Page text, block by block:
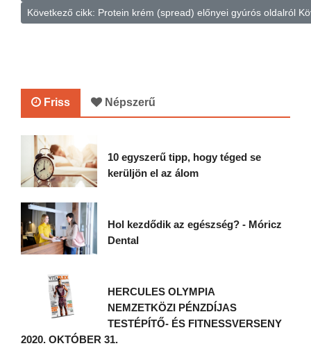
Következő cikk: Protein krém (spread) előnyei gyúrós oldalról
Friss Népszerű
10 egyszerű tipp, hogy téged se
kerüljön el az álom
Hol kezdődik az egészség? - Móricz
Dental
HERCULES OLYMPIA
NEMZETKÖZI PÉNZDÍJAS
TESTÉPÍTŐ- ÉS FITNESSVERSENY
2020. OKTÓBER 31.